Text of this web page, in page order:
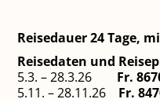
Reisedauer 24 Tage,
Reisedaten und
5.3. – 28.3.26 Fr.
5.11. – 28.11.26 Fr.